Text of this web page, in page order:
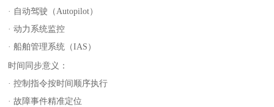
· 自动驾驶（Autopilot）
· 动力系统监控
· 船舶管理系统（IAS）
时间同步意义：
· 控制指令按时间顺序执行
· 故障事件精准定位